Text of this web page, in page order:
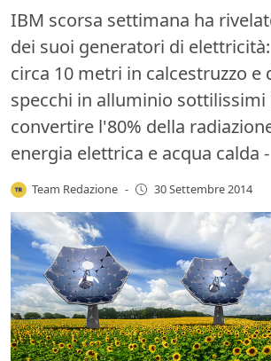
IBM scorsa settimana ha
dei suoi generatori di
circa 10 metri in calcestruzzo e
specchi in alluminio sottilissimi
convertire l'80% della
energia elettrica e acqua calda -
Team Redazione - 30 Settembre 2014